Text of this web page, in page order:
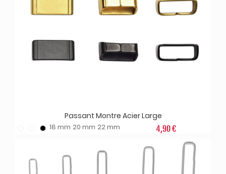
Passant Montre Acier Large
18 mm 20 mm 22 mm 4,90 €